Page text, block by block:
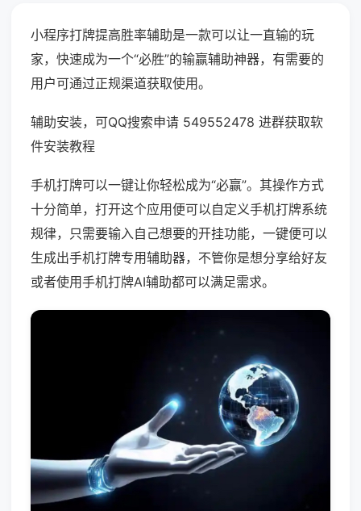
小程序打牌提高胜率辅助是一款可以让一直输的玩
家，快速成为一个“必胜”的输赢辅助神器，有需要的
用户可通过正规渠道获取使用。
辅助安装，可QQ搜索申请 549552478 进群获取软
件安装教程
手机打牌可以一键让你轻松成为“必赢”。其操作方式
十分简单，打开这个应用便可以自定义手机打牌系统
规律，只需要输入自己想要的开挂功能，一键便可以
生成出手机打牌专用辅助器，不管你是想分享给好友
或者使用手机打牌AI辅助都可以满足需求。